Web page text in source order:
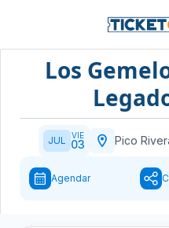
Los
JUL VIE
03 Pico
Agendar